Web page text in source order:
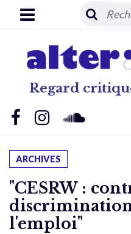
Regard
ARCHIVES
"CESRW :
l'emploi"